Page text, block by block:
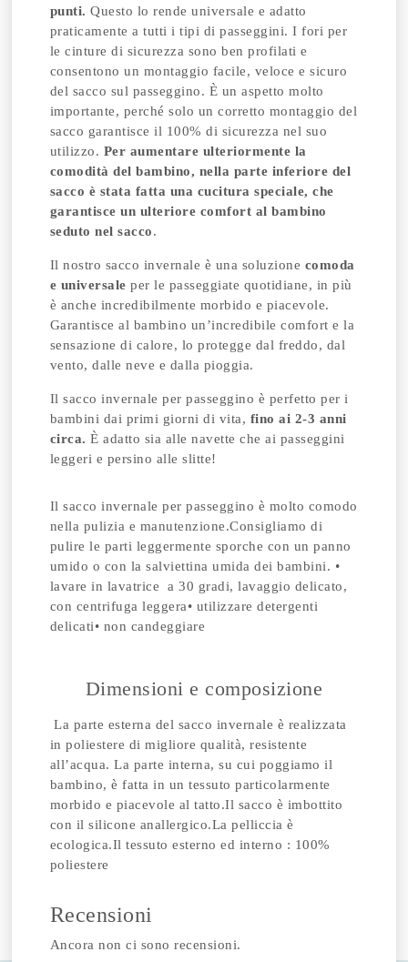
punti. Questo lo rende universale e adatto
praticamente a tutti i tipi di passeggini. I fori per
le cinture di sicurezza sono ben profilati e
consentono un montaggio facile, veloce e sicuro
del sacco sul passeggino. È un aspetto molto
importante, perché solo un corretto montaggio del
sacco garantisce il 100% di sicurezza nel suo
utilizzo. Per aumentare ulteriormente la
comodità del bambino, nella parte inferiore del
sacco è stata fatta una cucitura speciale, che
garantisce un ulteriore comfort al bambino
seduto nel sacco.
Il nostro sacco invernale è una soluzione comoda
e universale per le passeggiate quotidiane, in più
è anche incredibilmente morbido e piacevole.
Garantisce al bambino un’incredibile comfort e la
sensazione di calore, lo protegge dal freddo, dal
vento, dalle neve e dalla pioggia.
Il sacco invernale per passeggino è perfetto per i
bambini dai primi giorni di vita, fino ai 2-3 anni
circa. È adatto sia alle navette che ai passeggini
leggeri e persino alle slitte!
Il sacco invernale per passeggino è molto comodo
nella pulizia e manutenzione.Consigliamo di
pulire le parti leggermente sporche con un panno
umido o con la salviettina umida dei bambini. •
lavare in lavatrice a 30 gradi, lavaggio delicato,
con centrifuga leggera• utilizzare detergenti
delicati• non candeggiare
Dimensioni e composizione
La parte esterna del sacco invernale è realizzata
in poliestere di migliore qualità, resistente
all’acqua. La parte interna, su cui poggiamo il
bambino, è fatta in un tessuto particolarmente
morbido e piacevole al tatto.Il sacco è imbottito
con il silicone anallergico.La pelliccia è
ecologica.Il tessuto esterno ed interno : 100%
poliestere
Recensioni
Ancora non ci sono recensioni.